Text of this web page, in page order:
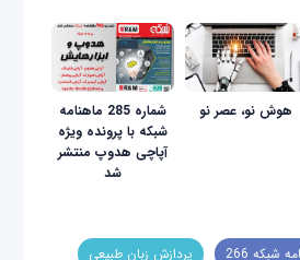
هوش نو، عصر نو
شماره 285 ماهنامه
شبکه با پرونده ویژه
آپاچی هدوپ منتشر
شد
شبکه 266 پردازش زبان طبیعی